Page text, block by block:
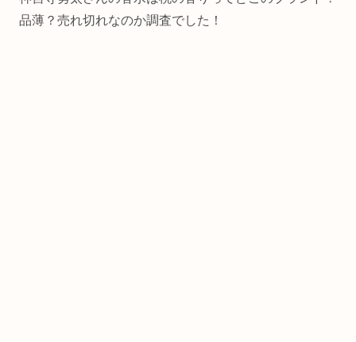
品薄？売れ切れなのか調査でした！